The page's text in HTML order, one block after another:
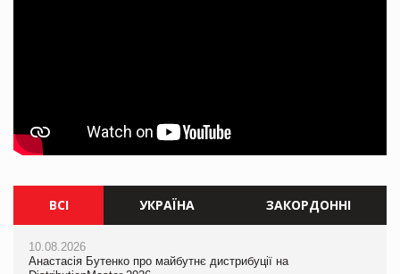
ВСІ УКРАЇНА ЗАКОРДОННІ
10.08.2026
Анастасія Бутенко про майбутнє дистрибуції на
10.08.2026
Анастасія Бутенко про майбутнє дистрибуції на
10.08.2026
Mattel присвятила Barbie Вітні Х'юстон